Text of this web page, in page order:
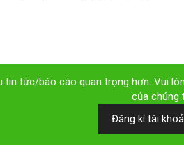
tin tức/báo cáo quan trọng hơn. Vui
của chúng
Đăng kí tài